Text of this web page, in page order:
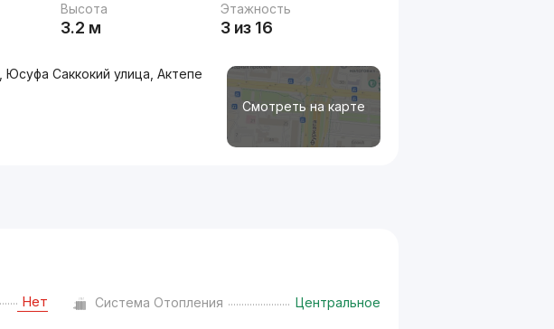
Высота
3.2 м
Этажность
3 из 16
Смотреть на карте
Юсуфа Саккокий улица, Актепе
Нет Система Отопления Центральное